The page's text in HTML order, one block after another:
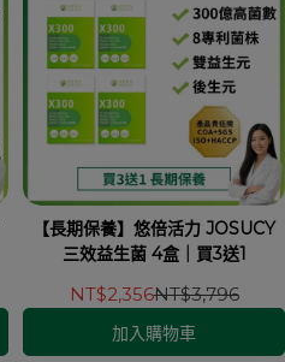
【長期保養】悠倍活力 JOSUCY
三效益生菌 4盒｜買3送1
NT$2,356NT$3,796
加入購物車